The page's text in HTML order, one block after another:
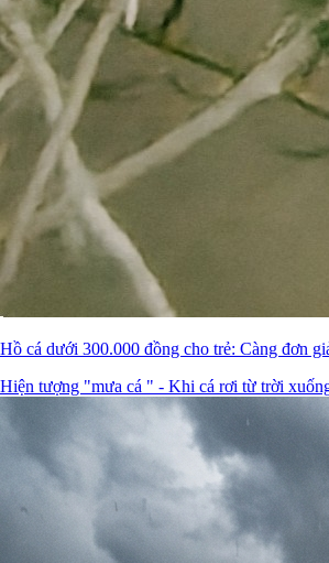
Hồ cá dưới 300.000 đồng cho trẻ: Càng đơn
Hiện tượng "mưa cá " - Khi cá rơi từ trời